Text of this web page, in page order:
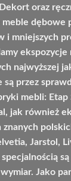
oraz
dębowe
i mniejszych
ekspozycje
najwyższej
są przez
mebli: Etap
jak również
znanych
Jarstol,
Jako